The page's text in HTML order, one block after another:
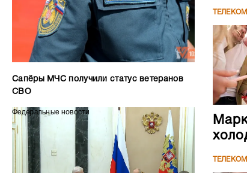
Сапёры МЧС получили статус ветеранов
СВО
Федеральные новости
ТЕЛЕКОМ
ТЕЛЕКОМ